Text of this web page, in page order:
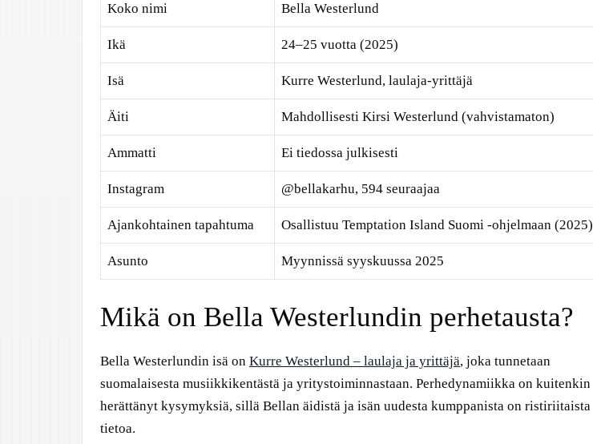
Koko nimi Bella Westerlund
Ikä 24–25 vuotta (2025)
Isä Kurre Westerlund, laulaja-yrittäjä
Äiti Mahdollisesti Kirsi Westerlund (vahvistamaton)
Ammatti Ei tiedossa julkisesti
Instagram @bellakarhu, 594 seuraajaa
Ajankohtainen tapahtuma Osallistuu Temptation Island Suomi -ohjelmaan (2025)
Asunto Myynnissä syyskuussa 2025
Mikä on Bella Westerlundin perhetausta?
Bella Westerlundin isä on Kurre Westerlund – laulaja ja yrittäjä, joka tunnetaan
suomalaisesta musiikkikentästä ja yritystoiminnastaan. Perhedynamiikka on kuitenkin
herättänyt kysymyksiä, sillä Bellan äidistä ja isän uudesta kumppanista on ristiriitaista
tietoa.